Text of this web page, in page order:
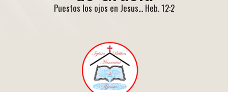
Puestos los ojos en Jesus... Heb. 12:2